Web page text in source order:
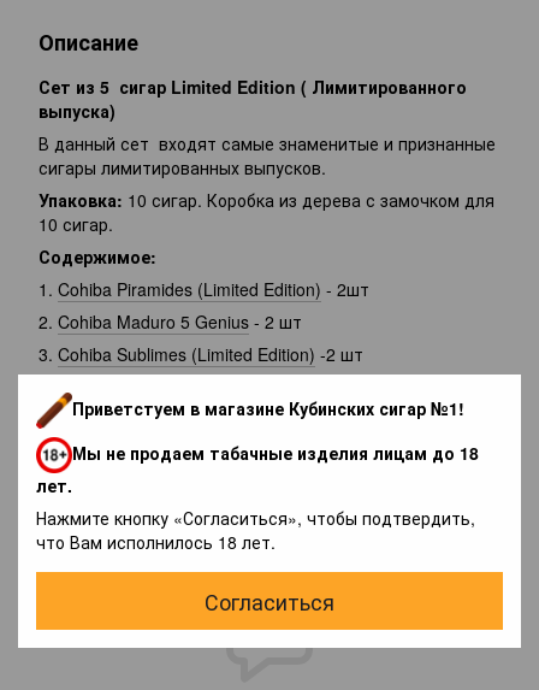
Приветстуем в магазине Кубинских сигар №1!
Мы не продаем табачные изделия лицам до 18
лет.
Нажмите кнопку «Согласиться», чтобы подтвердить,
что Вам исполнилось 18 лет.
Согласиться
Описание
Сет из 5 сигар Limited Edition ( Лимитированного
выпуска)
В данный сет входят самые знаменитые и признанные
сигары лимитированных выпусков.
Упаковка: 10 сигар. Коробка из дерева с замочком для
10 сигар.
Содержимое:
1. Cohiba Piramides (Limited Edition) - 2шт
2. Cohiba Maduro 5 Genius - 2 шт
3. Cohiba Sublimes (Limited Edition) -2 шт
Cohiba Siglo 6 -2 шт
5. Cohiba Esplendidos -2 шт
Отзывы